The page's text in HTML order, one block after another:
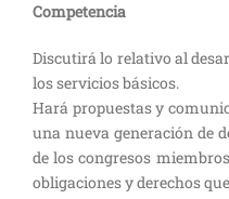
Competencia
Discutirá lo relativo al
los servicios básicos.
Hará propuestas y
una nueva generación de
de los congresos
obligaciones y derechos